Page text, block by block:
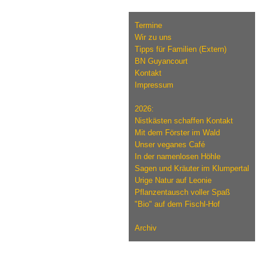
Termine
Wir zu uns
Tipps für Familien (Extern)
BN Guyancourt
Kontakt
Impressum
2026:
Nistkästen schaffen Kontakt
Mit dem Förster im Wald
Unser veganes Café
In der namenlosen Höhle
Sagen und Kräuter im Klumpertal
Urige Natur auf Leonie
Pflanzentausch voller Spaß
"Bio" auf dem Fischl-Hof
Archiv